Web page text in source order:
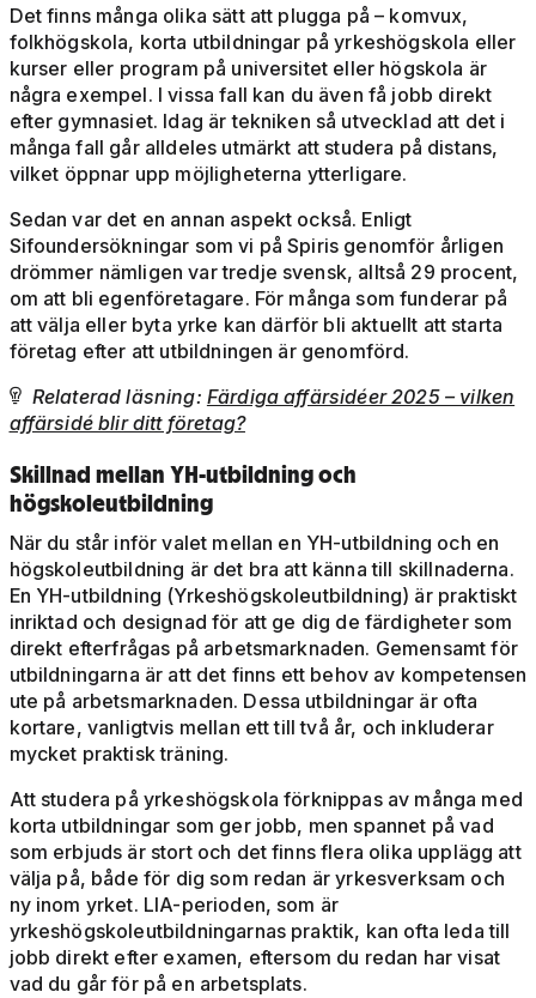
Det finns många olika sätt att plugga på – komvux,
folkhögskola, korta utbildningar på yrkeshögskola eller
kurser eller program på universitet eller högskola är
några exempel. I vissa fall kan du även få jobb direkt
efter gymnasiet. Idag är tekniken så utvecklad att det i
många fall går alldeles utmärkt att studera på distans,
vilket öppnar upp möjligheterna ytterligare.
Sedan var det en annan aspekt också. Enligt
Sifoundersökningar som vi på Spiris genomför årligen
drömmer nämligen var tredje svensk, alltså 29 procent,
om att bli egenföretagare. För många som funderar på
att välja eller byta yrke kan därför bli aktuellt att starta
företag efter att utbildningen är genomförd.
 Relaterad läsning: Färdiga affärsidéer 2025 – vilken
affärsidé blir ditt företag?
Skillnad mellan YH-utbildning och
högskoleutbildning
När du står inför valet mellan en YH-utbildning och en
högskoleutbildning är det bra att känna till skillnaderna.
En YH-utbildning (Yrkeshögskoleutbildning) är praktiskt
inriktad och designad för att ge dig de färdigheter som
direkt efterfrågas på arbetsmarknaden. Gemensamt för
utbildningarna är att det finns ett behov av kompetensen
ute på arbetsmarknaden. Dessa utbildningar är ofta
kortare, vanligtvis mellan ett till två år, och inkluderar
mycket praktisk träning.
Att studera på yrkeshögskola förknippas av många med
korta utbildningar som ger jobb, men spannet på vad
som erbjuds är stort och det finns flera olika upplägg att
välja på, både för dig som redan är yrkesverksam och
ny inom yrket. LIA-perioden, som är
yrkeshögskoleutbildningarnas praktik, kan ofta leda till
jobb direkt efter examen, eftersom du redan har visat
vad du går för på en arbetsplats.